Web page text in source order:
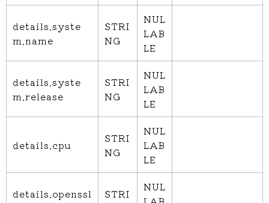
details.syste
m.name
STRI
NG
NUL
LAB
LE
details.syste
m.release
STRI
NG
NUL
LAB
LE
details.cpu
STRI
NG
NUL
LAB
LE
details.openssl
STRI
NUL